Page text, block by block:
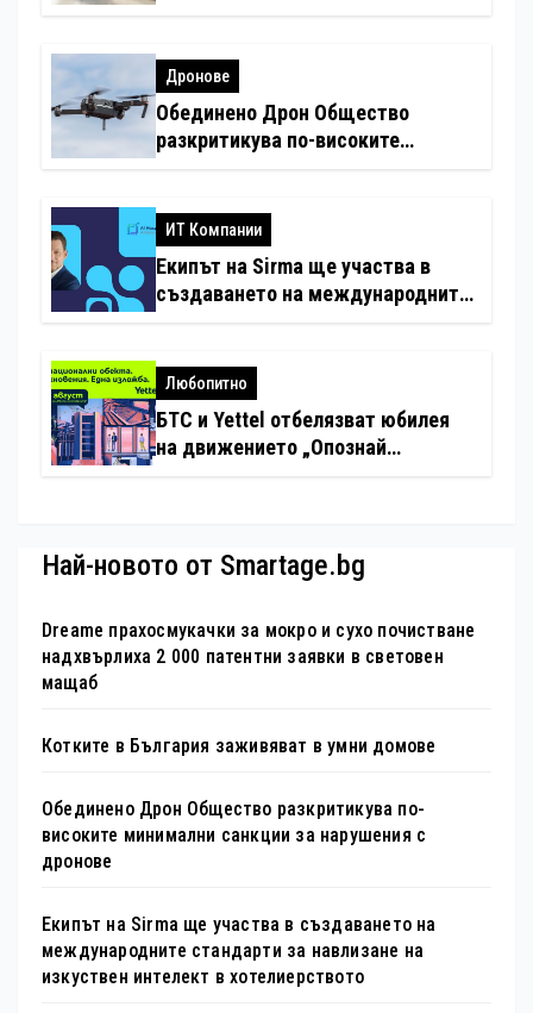
Дронове
Обединено Дрон Общество
разкритикува по-високите
ИТ Компании
Екипът на Sirma ще участва в
създаването на международните
хотелиерството
Любопитно
БТС и Yettel отбелязват юбилея
на движението „Опознай
Най-новото от Smartage.bg
Dreame прахосмукачки за мокро и сухо почистване
надхвърлиха 2 000 патентни заявки в световен
мащаб
Котките в България заживяват в умни домове
Обединено Дрон Общество разкритикува по-
високите минимални санкции за нарушения с
дронове
Екипът на Sirma ще участва в създаването на
международните стандарти за навлизане на
изкуствен интелект в хотелиерството